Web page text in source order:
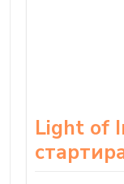
Light of